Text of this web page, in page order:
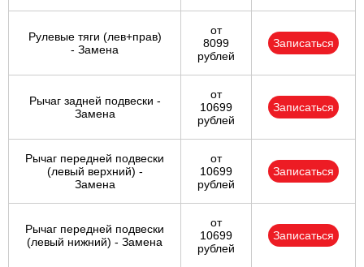
Рулевые тяги (лев+прав)
- Замена
от
8099
рублей
Записаться
Рычаг задней подвески -
Замена
от
10699
рублей
Записаться
Рычаг передней подвески
(левый верхний) -
Замена
от
10699
рублей
Записаться
Рычаг передней подвески
(левый нижний) - Замена
от
10699
рублей
Записаться